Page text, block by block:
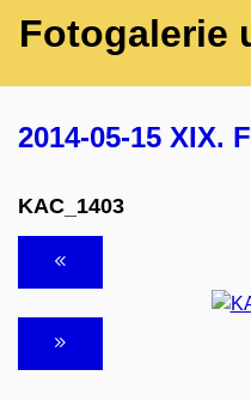
Fotogalerie
2014-05-15 XIX.
KAC_1403